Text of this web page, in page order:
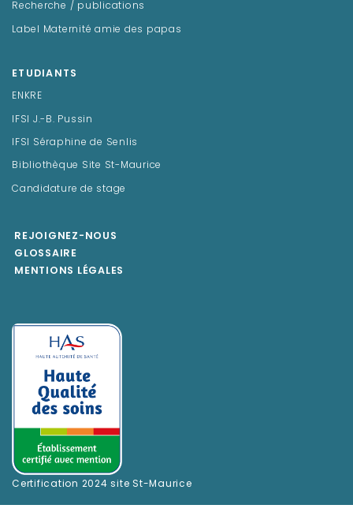
Recherche / publications
Label Maternité amie des papas
ETUDIANTS
ENKRE
IFSI J.-B. Pussin
IFSI Séraphine de Senlis
Bibliothèque Site St-Maurice
Candidature de stage
REJOIGNEZ-NOUS
GLOSSAIRE
MENTIONS LÉGALES
Certification 2024 site St-Maurice